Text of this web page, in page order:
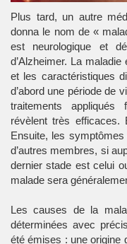
Plus tard, un autre
donna le nom de «
est neurologique et
d’Alzheimer. La
et les caractéristiques
d’abord une période de
traitements
révèlent très
Ensuite, les
d’autres membres, si
dernier stade est celui
malade sera
Les causes de la
déterminées avec
été émises : une origine